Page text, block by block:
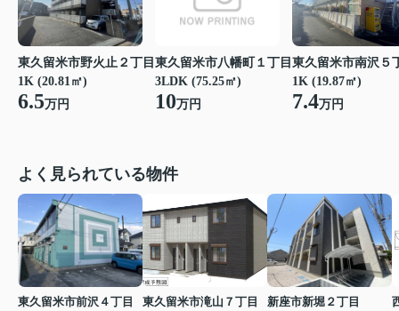
東久留米市野火止２丁目
1K (20.81㎡)
6.5万円
東久留米市八幡町１丁目
3LDK (75.25㎡)
10万円
東久留米市南沢５
1K (19.87㎡)
7.4万円
よく見られている物件
東久留米市前沢４丁目
東久留米市滝山７丁目
新座市新堀２丁目